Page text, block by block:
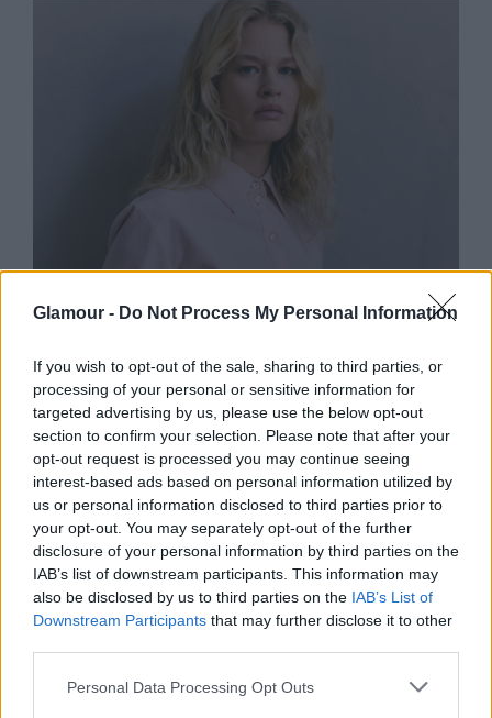
Glamour - Do Not Process My Personal Information
If you wish to opt-out of the sale, sharing to third parties, or
processing of your personal or sensitive information for
targeted advertising by us, please use the below opt-out
section to confirm your selection. Please note that after your
opt-out request is processed you may continue seeing
interest-based ads based on personal information utilized by
us or personal information disclosed to third parties prior to
your opt-out. You may separately opt-out of the further
disclosure of your personal information by third parties on the
IAB’s list of downstream participants. This information may
also be disclosed by us to third parties on the IAB’s List of
Downstream Participants that may further disclose it to other
Please note that this website/app uses one or more Google
Personal Data Processing Opt Outs
Reggeli
gyomorgörcs, állandó stressz,
mégsem hagyhatod el a
munkahelyed a pénz miatt?